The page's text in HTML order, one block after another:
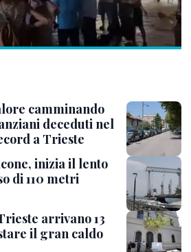
camminando
deceduti nel
a Trieste
inizia il lento
di 110 metri
arrivano 13
il gran caldo